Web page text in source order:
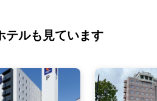
テルも見ています